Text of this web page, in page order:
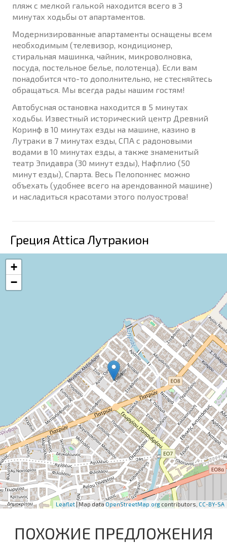
пляж с мелкой галькой находится всего в 3
минутах ходьбы от апартаментов.
Модернизированные апартаменты оснащены всем
необходимым (телевизор, кондиционер,
стиральная машинка, чайник, микроволновка,
посуда, постельное белье, полотенца). Если вам
понадобится что-то дополнительно, не стесняйтесь
обращаться. Мы всегда рады нашим гостям!
Автобусная остановка находится в 5 минутах
ходьбы. Известный исторический центр Древний
Коринф в 10 минутах езды на машине, казино в
Лутраки в 7 минутах езды, СПА с радоновыми
водами в 10 минутах езды, а также знаменитый
театр Эпидавра (30 минут езды), Нафплио (50
минут езды), Спарта. Весь Пелопоннес можно
объехать (удобнее всего на арендованной машине)
и насладиться красотами этого полуострова!
Греция Attica Лутракион
+
−
Leaflet | Map dataOpenStreetMap.org contributors, CC-BY-SA
ПОХОЖИЕ ПРЕДЛОЖЕНИЯ